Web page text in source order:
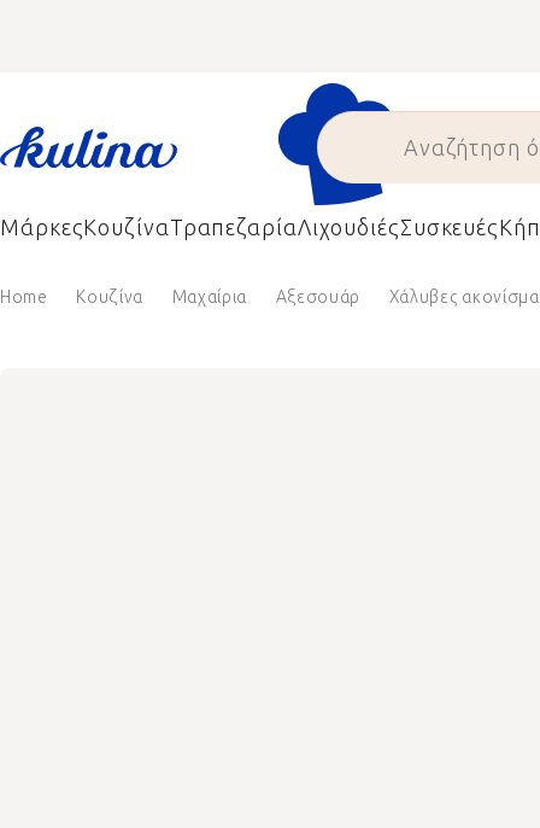
ΜάρκεςΚουζίναΤραπεζαρίαΛιχουδιέςΣυσκευές
Home Κουζίνα Μαχαίρια Αξεσουάρ Χάλυβες